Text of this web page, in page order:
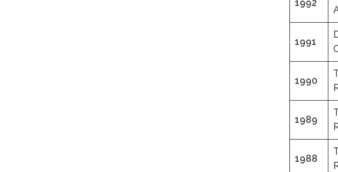
1992
1991
1990
1989
1988